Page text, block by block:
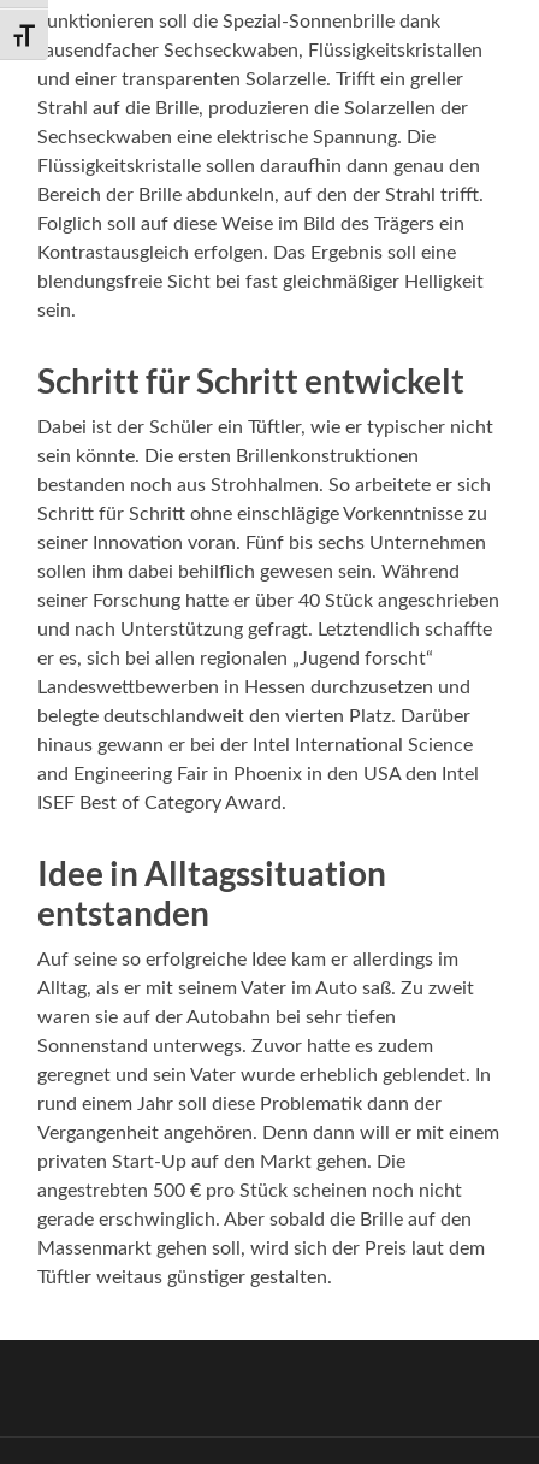
Schrift vergrößern
Funktionieren soll die Spezial-Sonnenbrille dank
tausendfacher Sechseckwaben, Flüssigkeitskristallen
und einer transparenten Solarzelle. Trifft ein greller
Strahl auf die Brille, produzieren die Solarzellen der
Sechseckwaben eine elektrische Spannung. Die
Flüssigkeitskristalle sollen daraufhin dann genau den
Bereich der Brille abdunkeln, auf den der Strahl trifft.
Folglich soll auf diese Weise im Bild des Trägers ein
Kontrastausgleich erfolgen. Das Ergebnis soll eine
blendungsfreie Sicht bei fast gleichmäßiger Helligkeit
sein.
Schritt für Schritt entwickelt
Dabei ist der Schüler ein Tüftler, wie er typischer nicht
sein könnte. Die ersten Brillenkonstruktionen
bestanden noch aus Strohhalmen. So arbeitete er sich
Schritt für Schritt ohne einschlägige Vorkenntnisse zu
seiner Innovation voran. Fünf bis sechs Unternehmen
sollen ihm dabei behilflich gewesen sein. Während
seiner Forschung hatte er über 40 Stück angeschrieben
und nach Unterstützung gefragt. Letztendlich schaffte
er es, sich bei allen regionalen „Jugend forscht“
Landeswettbewerben in Hessen durchzusetzen und
belegte deutschlandweit den vierten Platz. Darüber
hinaus gewann er bei der Intel International Science
and Engineering Fair in Phoenix in den USA den Intel
ISEF Best of Category Award.
Idee in Alltagssituation
entstanden
Auf seine so erfolgreiche Idee kam er allerdings im
Alltag, als er mit seinem Vater im Auto saß. Zu zweit
waren sie auf der Autobahn bei sehr tiefen
Sonnenstand unterwegs. Zuvor hatte es zudem
geregnet und sein Vater wurde erheblich geblendet. In
rund einem Jahr soll diese Problematik dann der
Vergangenheit angehören. Denn dann will er mit einem
privaten Start-Up auf den Markt gehen. Die
angestrebten 500 € pro Stück scheinen noch nicht
gerade erschwinglich. Aber sobald die Brille auf den
Massenmarkt gehen soll, wird sich der Preis laut dem
Tüftler weitaus günstiger gestalten.